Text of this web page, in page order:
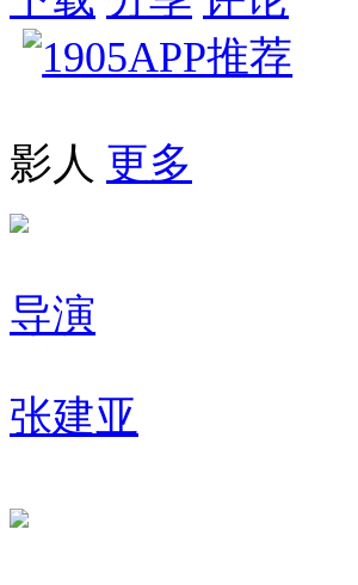
影人 更多
导演
张建亚